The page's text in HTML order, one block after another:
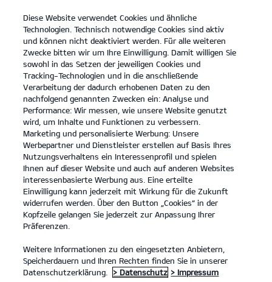
open
menu
KONTAKT
Modelle
Diese Website verwendet Cookies und ähnliche
Technologien. Technisch notwendige Cookies sind aktiv
und können nicht deaktiviert werden. Für alle weiteren
Zwecke bitten wir um Ihre Einwilligung. Damit willigen Sie
sowohl in das Setzen der jeweiligen Cookies und
Tracking-Technologien und in die anschließende
Verarbeitung der dadurch erhobenen Daten zu den
nachfolgend genannten Zwecken ein: Analyse und
Performance: Wir messen, wie unsere Website genutzt
wird, um Inhalte und Funktionen zu verbessern.
Marketing und personalisierte Werbung: Unsere
Werbepartner und Dienstleister erstellen auf Basis Ihres
Nutzungsverhaltens ein Interessenprofil und spielen
Ihnen auf dieser Website und auch auf anderen Websites
interessenbasierte Werbung aus. Eine erteilte
Einwilligung kann jederzeit mit Wirkung für die Zukunft
widerrufen werden. Über den Button „Cookies“ in der
Kopfzeile gelangen Sie jederzeit zur Anpassung Ihrer
Präferenzen.
Weitere Informationen zu den eingesetzten Anbietern,
Speicherdauern und Ihren Rechten finden Sie in unserer
Datenschutzerklärung.
> Datenschutz > Impressum